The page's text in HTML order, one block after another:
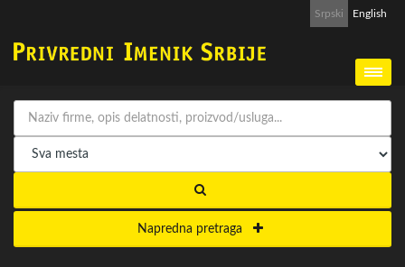
Srpski English
Napredna pretraga